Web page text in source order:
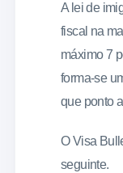
A lei de
fiscal na
máximo 7
forma-se
que ponto
O Visa
seguinte.